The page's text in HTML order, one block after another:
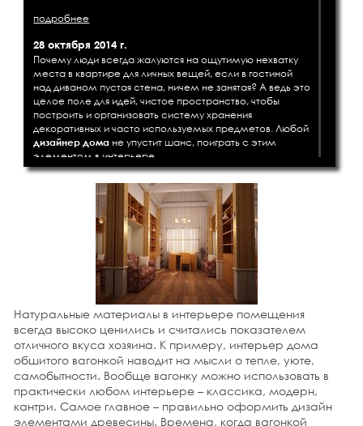
подробнее
28 октября 2014 г.
Почему люди всегда жалуются на ощутимую нехватку
места в квартире для личных вещей, если в гостиной
над диваном пустая стена, ничем не занятая? А ведь это
целое поле для идей, чистое пространство, чтобы
построить и организовать систему хранения
декоративных и часто используемых предметов. Любой
дизайнер дома не упустит шанс, поиграть с этим
элементом в интерьере.
27 октября 2014 г.
Франция – всемирная законодательница моды, а вот
Италия справедливо носит знамя хранительницы
вневременного шика. Дом итальянца, как и его
гардероб, предстает образчиком изысканного вкуса,
совокупностью бессмертной классики и модного
веяния, воплощением в непревзойденной, качественной
и эстетической мебели.
подробнее
27 октября 2014 г.
Омбре представляет собой тренд интерьера, его
основу составляет переход цвета от темного тона к
светлому, то же касается и оттенков. Этот прием
можно также назвать «деграде», «градиент» и применять
Натуральные материалы в интерьере помещения
всегда высоко ценились и считались показателем
отличного вкуса хозяина. К примеру, интерьер дома
обшитого вагонкой наводит на мысли о тепле, уюте,
самобытности. Вообще вагонку можно использовать в
практически любом интерьере – классика, модерн,
кантри. Самое главное – правильно оформить дизайн
элементами древесины. Времена, когда вагонкой